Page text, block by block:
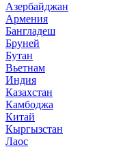
Азербайджан
Армения
Бангладеш
Бруней
Бутан
Вьетнам
Индия
Казахстан
Камбоджа
Китай
Кыргызстан
Лаос